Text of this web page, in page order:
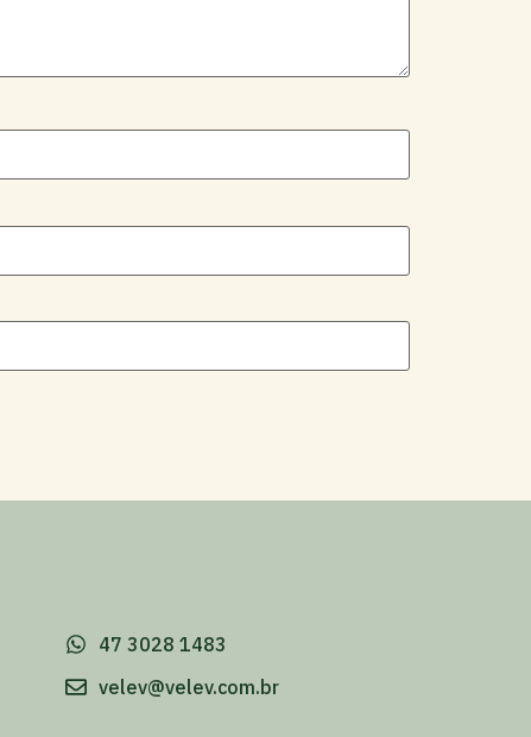
47 3028 1483
velev@velev.com.br